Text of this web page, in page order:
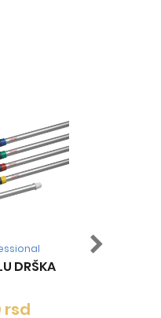
Vileda Professional
VILEDA ALU DRŠKA
1320.00 rsd